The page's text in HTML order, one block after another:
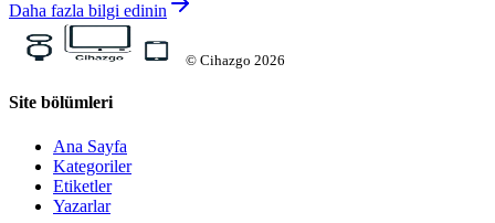
Daha fazla bilgi edinin
© Cihazgo 2026
Site bölümleri
Ana Sayfa
Kategoriler
Etiketler
Yazarlar